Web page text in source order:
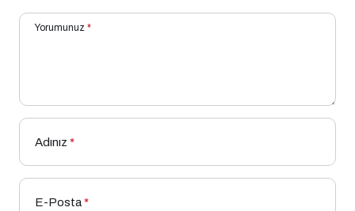
Yorumunuz *
Adınız *
E-Posta*